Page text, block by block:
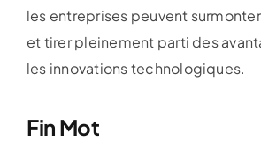
les entreprises peuvent
et tirer pleinement parti des
les innovations technologiques.
Fin Mot